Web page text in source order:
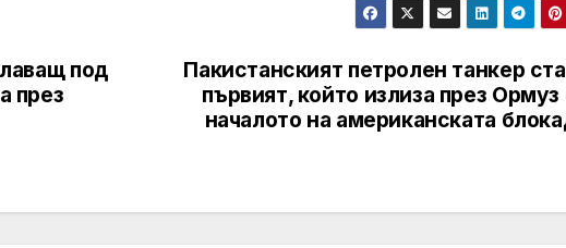
Пакистанският петролен танкер
първият, който излиза през Ормуз
началото на американската
под
през